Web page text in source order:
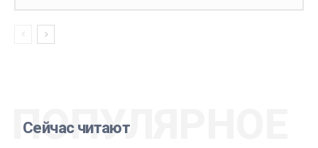
Сейчас читают
ПОПУЛЯРНОЕ